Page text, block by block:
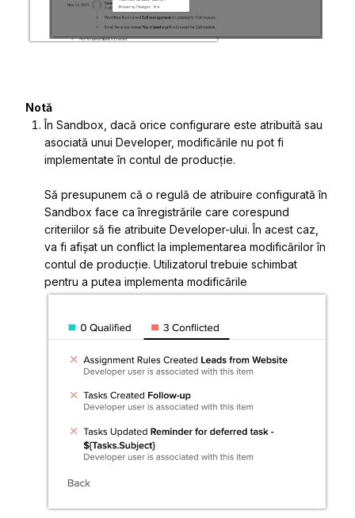
Notă
În Sandbox, dacă orice configurare este atribuită sau
asociată unui Developer, modificările nu pot fi
implementate în contul de producție.
Să presupunem că o regulă de atribuire configurată în
Sandbox face ca înregistrările care corespund
criteriilor să fie atribuite Developer-ului. În acest caz,
va fi afișat un conflict la implementarea modificărilor în
contul de producție. Utilizatorul trebuie schimbat
pentru a putea implementa modificările